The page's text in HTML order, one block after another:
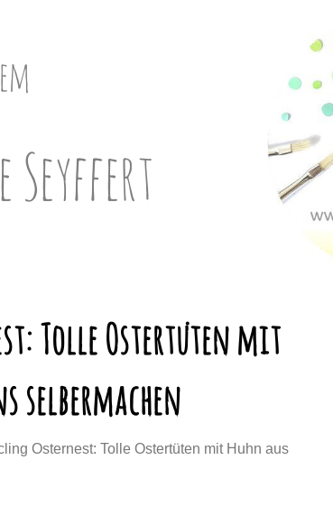
Seyffert
Tolle Ostertüten mit
selbermachen
Osternest: Tolle Ostertüten mit Huhn aus